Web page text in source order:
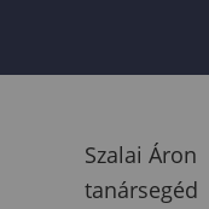
Szalai Áron
tanársegéd